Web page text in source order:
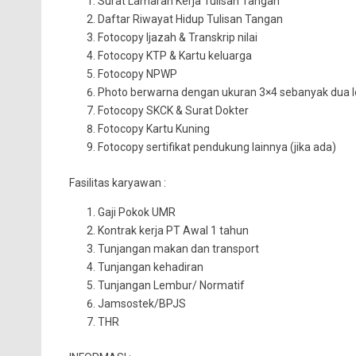
Daftar Riwayat Hidup Tulisan Tangan
Fotocopy Ijazah & Transkrip nilai
Fotocopy KTP & Kartu keluarga
Fotocopy NPWP
Photo berwarna dengan ukuran 3×4 sebanyak dua
Fotocopy SKCK & Surat Dokter
Fotocopy Kartu Kuning
Fotocopy sertifikat pendukung lainnya (jika ada)
Fasilitas karyawan :
Gaji Pokok UMR
Kontrak kerja PT Awal 1 tahun
Tunjangan makan dan transport
Tunjangan kehadiran
Tunjangan Lembur/ Normatif
Jamsostek/BPJS
THR